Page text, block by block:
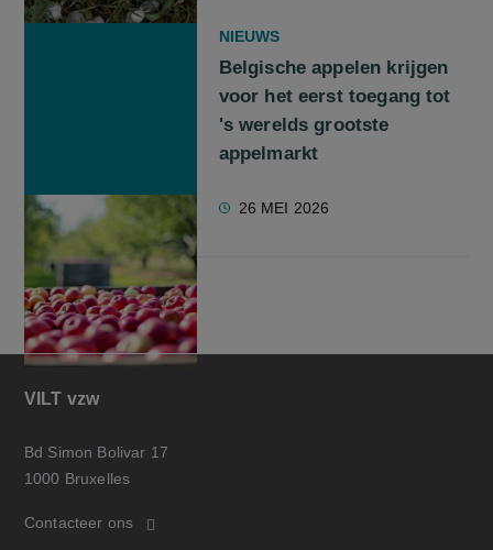
NIEUWS
Belgische appelen krijgen
voor het eerst toegang tot
's werelds grootste
appelmarkt
26 MEI 2026
VILT vzw
Bd Simon Bolivar 17
1000 Bruxelles
Contacteer ons